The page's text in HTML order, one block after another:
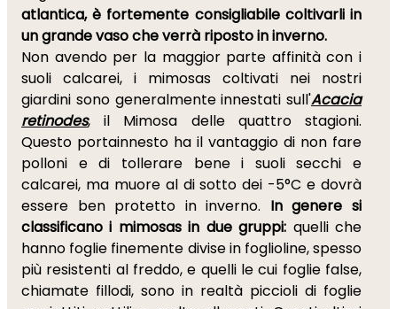
atlantica, è fortemente consigliabile coltivarli in
un grande vaso che verrà riposto in inverno.
Non avendo per la maggior parte affinità con i
suoli calcarei, i mimosas coltivati nei nostri
giardini sono generalmente innestati sull'Acacia
retinodes, il Mimosa delle quattro stagioni.
Questo portainnesto ha il vantaggio di non fare
polloni e di tollerare bene i suoli secchi e
calcarei, ma muore al di sotto dei -5°C e dovrà
essere ben protetto in inverno. In genere si
classificano i mimosas in due gruppi: quelli che
hanno foglie finemente divise in foglioline, spesso
più resistenti al freddo, e quelli le cui foglie false,
chiamate fillodi, sono in realtà piccioli di foglie